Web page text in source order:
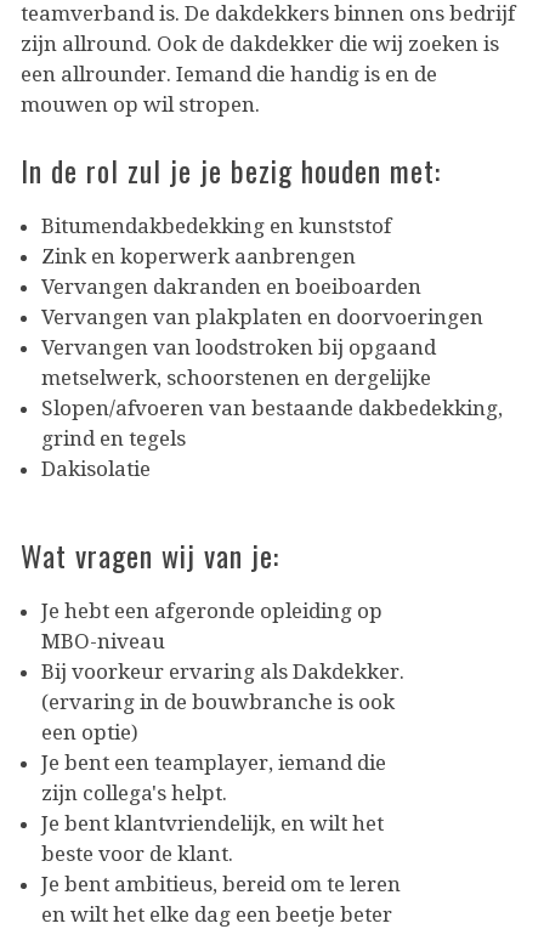
teamverband is. De dakdekkers binnen ons bedrijf
zijn allround. Ook de dakdekker die wij zoeken is
een allrounder. Iemand die handig is en de
mouwen op wil stropen.
In de rol zul je je bezig houden met:
Bitumendakbedekking en kunststof
Zink en koperwerk aanbrengen
Vervangen dakranden en boeiboarden
Vervangen van plakplaten en doorvoeringen
Vervangen van loodstroken bij opgaand
metselwerk, schoorstenen en dergelijke
Slopen/afvoeren van bestaande dakbedekking,
grind en tegels
Dakisolatie
Wat vragen wij van je:
Je hebt een afgeronde opleiding op
MBO-niveau
Bij voorkeur ervaring als Dakdekker.
(ervaring in de bouwbranche is ook
een optie)
Je bent een teamplayer, iemand die
zijn collega's helpt.
Je bent klantvriendelijk, en wilt het
beste voor de klant.
Je bent ambitieus, bereid om te leren
en wilt het elke dag een beetje beter